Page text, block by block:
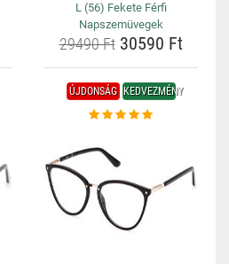
L (56) Fekete Férfi
Napszemüvegek
29490 Ft30590 Ft
ÚJDONSÁG KEDVEZMÉNY